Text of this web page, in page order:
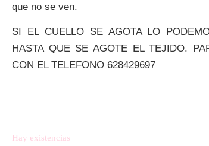
que no se ven.
SI EL CUELLO SE AGOTA LO
HASTA QUE SE AGOTE EL TEJIDO.
CON EL TELEFONO 628429697
Hay existencias